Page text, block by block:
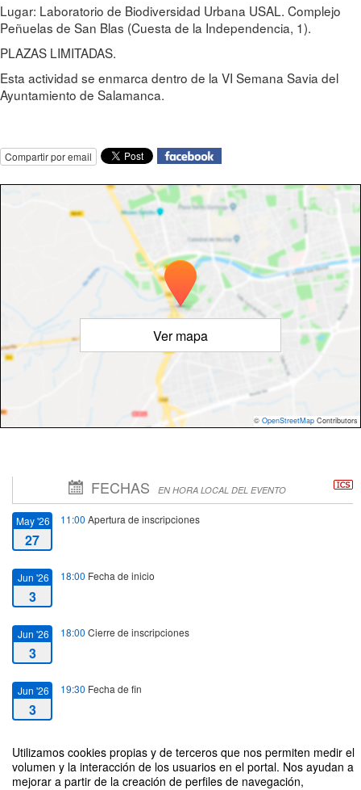
Utilizamos cookies propias y de terceros que nos permiten medir el
volumen y la interacción de los usuarios en el portal. Nos ayudan a
mejorar a partir de la creación de perfiles de navegación,
Lugar: Laboratorio de Biodiversidad Urbana USAL. Complejo
Peñuelas de San Blas (Cuesta de la Independencia, 1).
PLAZAS LIMITADAS.
Esta actividad se enmarca dentro de la VI Semana Savia del
Ayuntamiento de Salamanca.
Compartir por email
Ver mapa
© OpenStreetMap Contributors
FECHAS EN HORA LOCAL DEL EVENTO
May '26
27
11:00 Apertura de inscripciones
Jun '26
3
18:00 Fecha de inicio
Jun '26
3
18:00 Cierre de inscripciones
Jun '26
3
19:30 Fecha de fin